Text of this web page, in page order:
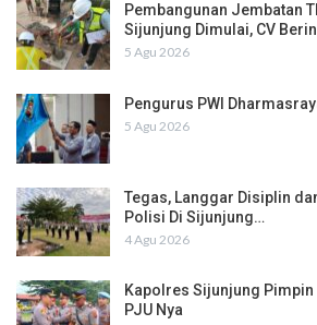
Pembangunan Jembatan
Sijunjung Dimulai, CV
5 Agu 2026
Pengurus PWI
5 Agu 2026
Tegas, Langgar Disiplin
Polisi Di Sijunjung…
4 Agu 2026
Kapolres Sijunjung
PJU Nya